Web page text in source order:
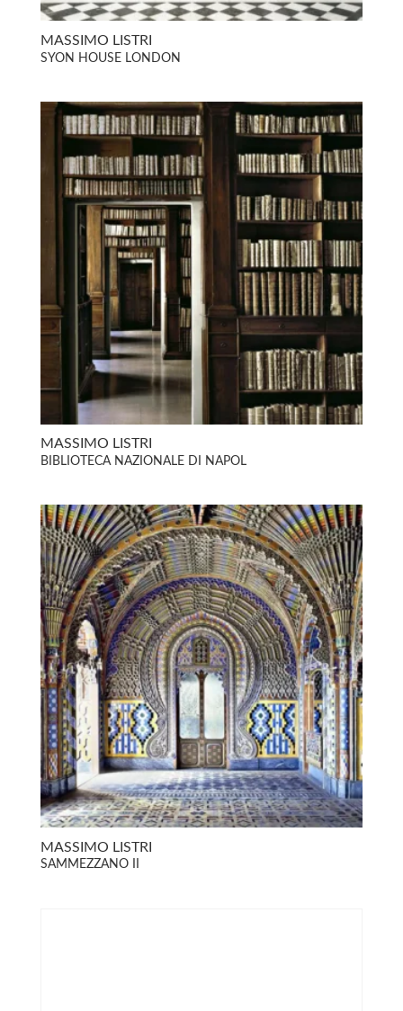
MASSIMO LISTRI
SYON HOUSE LONDON
MASSIMO LISTRI
BIBLIOTECA NAZIONALE DI NAPOL
MASSIMO LISTRI
SAMMEZZANO II